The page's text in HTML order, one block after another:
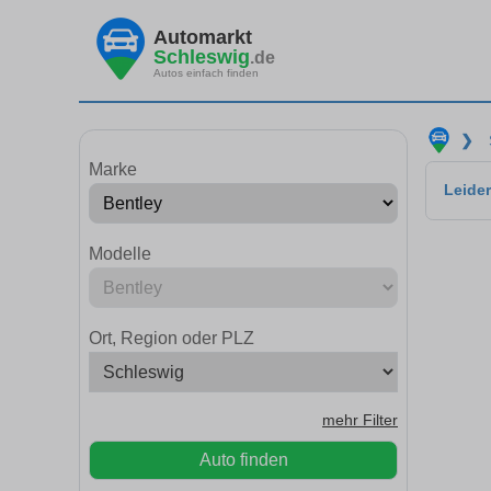
Automarkt
Schleswig.de
Autos einfach finden
Marke
Modelle
Ort, Region oder PLZ
mehr Filter
Auto finden
❯